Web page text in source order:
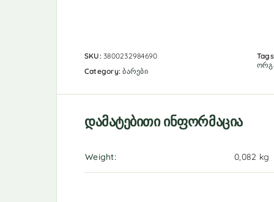
SKU:3800232984690
Category:ბარები
დამატებითი ინფორმაცია
Weight 0,082 kg